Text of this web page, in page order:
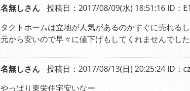
名無しさん 投稿日：2017/08/09(水) 18:51:16 ID：
タクトホームは立地が人気があるのかすぐに売れる
元から安いので早々に値下げもしてくれませんでし
名無しさん 投稿日：2017/08/13(日) 20:25:24 ID：
やっぱり東栄住宅安いなー